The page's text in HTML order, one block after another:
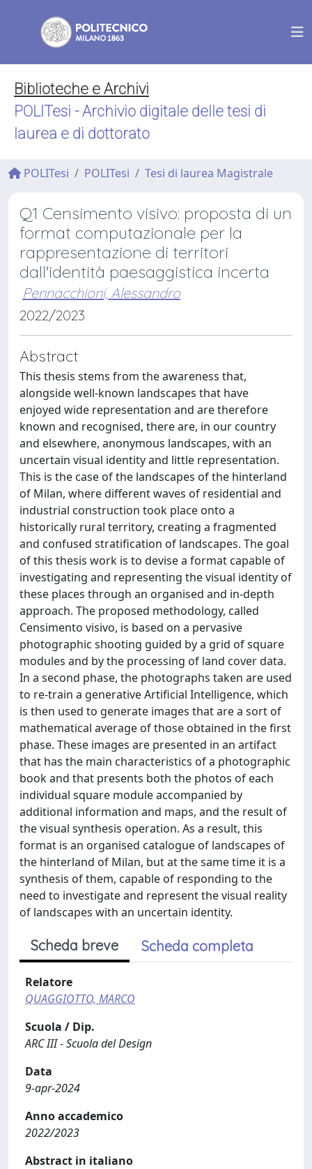
Biblioteche e Archivi
POLITesi - Archivio digitale delle tesi di
laurea e di dottorato
POLITesi POLITesi Tesi di laurea Magistrale
Q1 Censimento visivo: proposta di un
format computazionale per la
rappresentazione di territori
dall'identità paesaggistica incerta
Pennacchioni, Alessandro
2022/2023
Abstract
This thesis stems from the awareness that,
alongside well-known landscapes that have
enjoyed wide representation and are therefore
known and recognised, there are, in our country
and elsewhere, anonymous landscapes, with an
uncertain visual identity and little representation.
This is the case of the landscapes of the hinterland
of Milan, where different waves of residential and
industrial construction took place onto a
historically rural territory, creating a fragmented
and confused stratification of landscapes. The goal
of this thesis work is to devise a format capable of
investigating and representing the visual identity of
these places through an organised and in-depth
approach. The proposed methodology, called
Censimento visivo, is based on a pervasive
photographic shooting guided by a grid of square
modules and by the processing of land cover data.
In a second phase, the photographs taken are used
to re-train a generative Artificial Intelligence, which
is then used to generate images that are a sort of
mathematical average of those obtained in the first
phase. These images are presented in an artifact
that has the main characteristics of a photographic
book and that presents both the photos of each
individual square module accompanied by
additional information and maps, and the result of
the visual synthesis operation. As a result, this
format is an organised catalogue of landscapes of
the hinterland of Milan, but at the same time it is a
synthesis of them, capable of responding to the
need to investigate and represent the visual reality
of landscapes with an uncertain identity.
Scheda breve Scheda completa
Relatore
QUAGGIOTTO, MARCO
Scuola / Dip.
ARC III - Scuola del Design
Data
9-apr-2024
Anno accademico
2022/2023
Abstract in italiano